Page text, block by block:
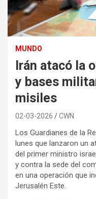
MUNDO
Irán atacó la
y bases
misiles
02-03-2026 CWN
Los Guardianes de la
lunes que lanzaron un
del primer ministro
y contra la sede del
en una operación que
Jerusalén Este.